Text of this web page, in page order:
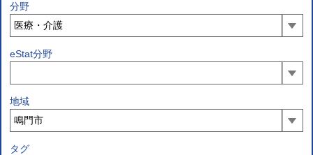
分野
eStat分野
地域
タグ